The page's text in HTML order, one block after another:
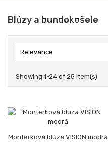
Blúzy a bundokošele
Relevance
Showing 1-24 of 25 item(s)
Monterková blúza VISION modrá